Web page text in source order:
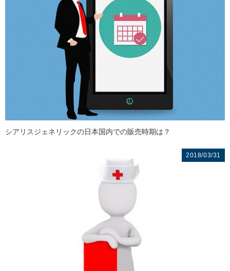
シアリスジェネリックの日本国内での販売時期は？
2018/03/31